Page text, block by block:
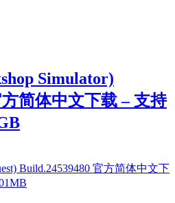
Simulator)
简体中文下载 – 支持